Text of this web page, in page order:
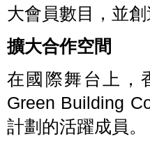
大會員數目，並
擴大合作空間
在國際舞台上，
Green Building
計劃的活躍成員。